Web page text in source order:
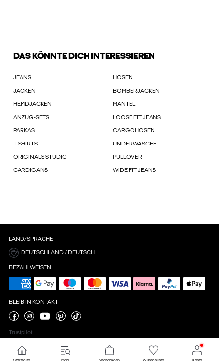
DAS KÖNNTE DICH INTERESSIEREN
JEANS HOSEN
JACKEN BOMBERJACKEN
HEMDJACKEN MÄNTEL
ANZUG-SETS LOOSE FIT JEANS
PARKAS CARGOHOSEN
T-SHIRTS UNDERWÄSCHE
ORIGINALS STUDIO PULLOVER
CARDIGANS WIDE FIT JEANS
LAND/SPRACHE
DEUTSCHLAND / DEUTSCH
BEZAHLWEISEN
BLEIB IN KONTAKT
Trustpilot
Startseite Menu Warenkorb Wunschliste Konto